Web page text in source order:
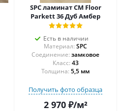
SPC ламинат CM Floor
Parkett 36 Дуб Амбер
Есть в наличии
Материал: SPC
Соединение: замковое
43
Толщина: 5,5 мм
Получить фото образца
2 970₽/м²